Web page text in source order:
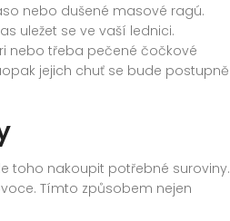
nebo dušené masové ragú.
uležet se ve vaší lednici.
nebo třeba pečené čočkové
jejich chuť se bude postupně
toho nakoupit potřebné suroviny.
Tímto způsobem nejen